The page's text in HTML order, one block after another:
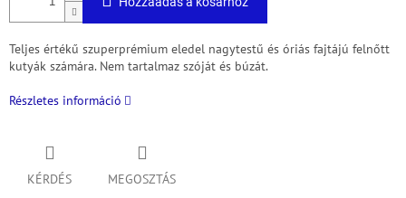
Teljes értékű szuperprémium eledel nagytestű és óriás fajtájú felnőtt
kutyák számára. Nem tartalmaz szóját és búzát.
Részletes információ
KÉRDÉS MEGOSZTÁS